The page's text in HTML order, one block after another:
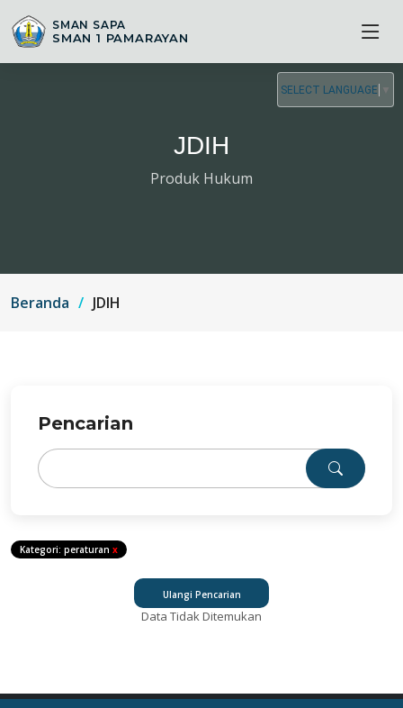
SMAN SAPA
SMAN 1 PAMARAYAN
SELECT LANGUAGE ▼
JDIH
Produk Hukum
Beranda JDIH
Pencarian
Kategori: peraturan x
Ulangi Pencarian
Data Tidak Ditemukan